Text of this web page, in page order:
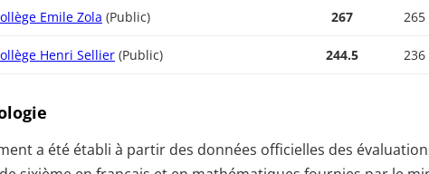
Emile Zola (Public) 267 265
Henri Sellier (Public) 244.5 236
a été établi à partir des données officielles des